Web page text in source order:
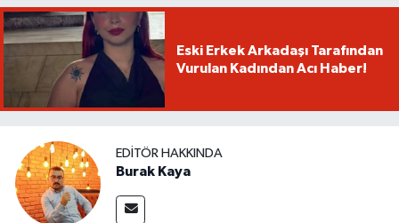
Eski Erkek Arkadaşı Tarafından
Vurulan Kadından Acı Haber!
EDITÖR HAKKINDA
Burak Kaya